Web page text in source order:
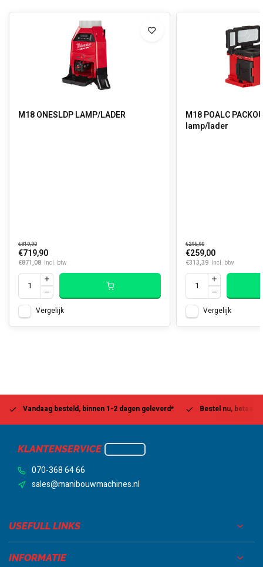
M18 ONESLDP LAMP/LADER
€819,90
€719,90
€871,08 Incl. btw
Vergelijk
M18 POALC
lamp/lader
€295,90
€259,00
€313,39 Incl. btw
Vergelijk
Vandaag besteld, binnen 1-2 dagen geleverd* Bestel nu, betaal
KLANTENSERVICE
070-368 64 66
sales@manibouwmachines.nl
USEFULL LINKS
INFORMATIE